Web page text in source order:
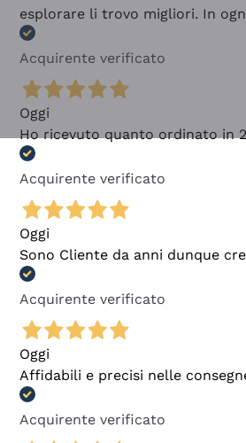
esplorare li trovo migliori. In
Acquirente verificato
Oggi
Ho ricevuto quanto ordinato in
Acquirente verificato
Oggi
Sono Cliente da anni dunque
Acquirente verificato
Oggi
Affidabili e precisi nelle
Acquirente verificato